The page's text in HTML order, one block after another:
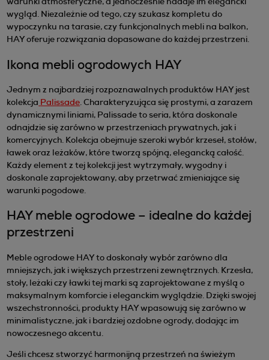
wygląd. Niezależnie od tego, czy szukasz kompletu do
wypoczynku na tarasie, czy funkcjonalnych mebli na balkon,
HAY oferuje rozwiązania dopasowane do każdej przestrzeni.
Ikona mebli ogrodowych HAY
Jednym z najbardziej rozpoznawalnych produktów HAY jest
kolekcja Palissade. Charakteryzująca się prostymi, a zarazem
dynamicznymi liniami, Palissade to seria, która doskonale
odnajdzie się zarówno w przestrzeniach prywatnych, jak i
komercyjnych. Kolekcja obejmuje szeroki wybór krzeseł, stołów,
ławek oraz leżaków, które tworzą spójną, elegancką całość.
Każdy element z tej kolekcji jest wytrzymały, wygodny i
doskonale zaprojektowany, aby przetrwać zmieniające się
warunki pogodowe.
HAY meble ogrodowe – idealne do każdej
przestrzeni
Meble ogrodowe HAY to doskonały wybór zarówno dla
mniejszych, jak i większych przestrzeni zewnętrznych. Krzesła,
stoły, leżaki czy ławki tej marki są zaprojektowane z myślą o
maksymalnym komforcie i eleganckim wyglądzie. Dzięki swojej
wszechstronności, produkty HAY wpasowują się zarówno w
minimalistyczne, jak i bardziej ozdobne ogrody, dodając im
nowoczesnego akcentu.
Jeśli chcesz stworzyć harmonijną przestrzeń na świeżym